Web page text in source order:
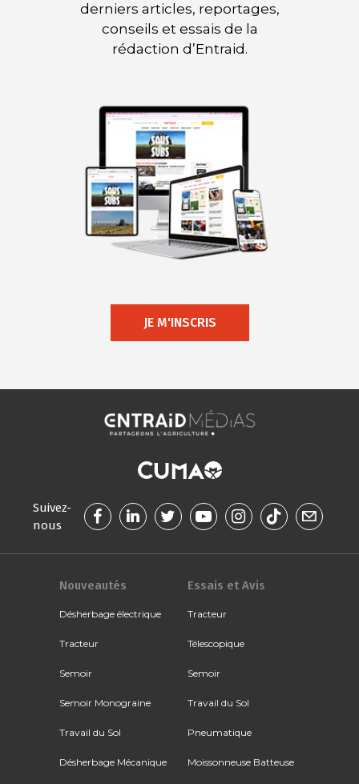
derniers articles, reportages,
conseils et essais de la
rédaction d’Entraid.
JE M'INSCRIS
Suivez-
nous
Nouveautés
Désherbage électrique
Tracteur
Semoir
Semoir Monograine
Travail du Sol
Désherbage Mécanique
Essais et Avis
Tracteur
Télescopique
Semoir
Travail du Sol
Pneumatique
Moissonneuse Batteuse